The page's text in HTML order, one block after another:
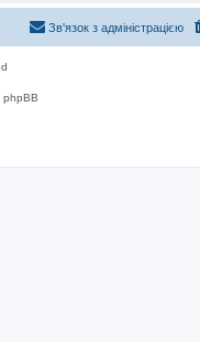
Зв'язок з адміністрацією
phpBB